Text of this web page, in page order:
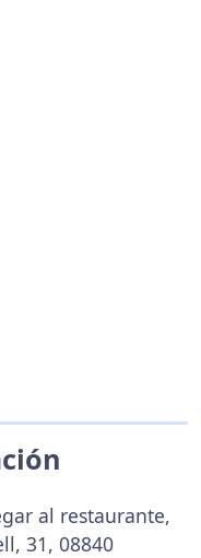
al restaurante,
31, 08840